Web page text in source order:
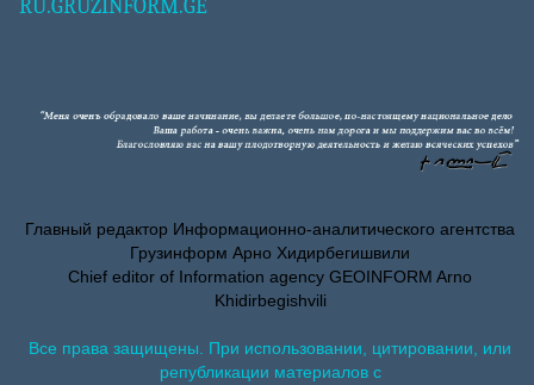
RU.GRUZINFORM.GE
Главный редактор Информационно-аналитического агентства
Грузинформ Арно Хидирбегишвили
Chief editor of Information agency GEOINFORM Arno
Khidirbegishvili
Все права защищены. При использовании, цитировании, или
републикации материалов с